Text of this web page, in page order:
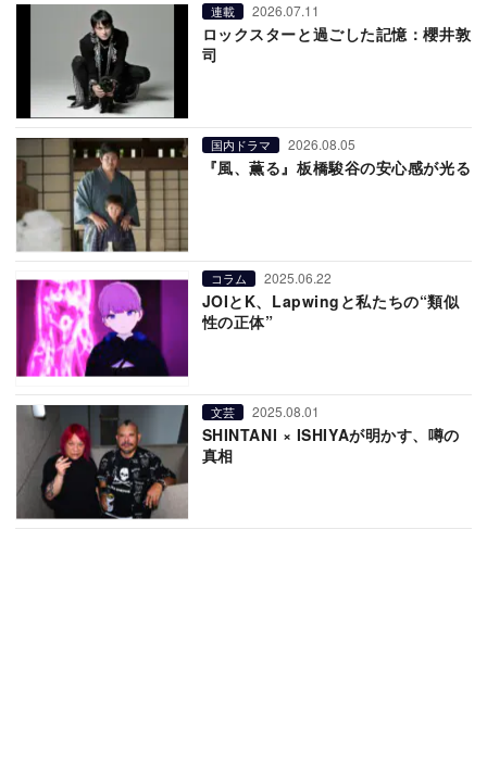
連載 2026.07.11
ロックスターと過ごした記憶：櫻井敦
司
国内ドラマ 2026.08.05
『風、薫る』板橋駿谷の安心感が光る
コラム 2025.06.22
JOIとK、Lapwingと私たちの“類似
性の正体”
文芸 2025.08.01
SHINTANI × ISHIYAが明かす、噂の
真相